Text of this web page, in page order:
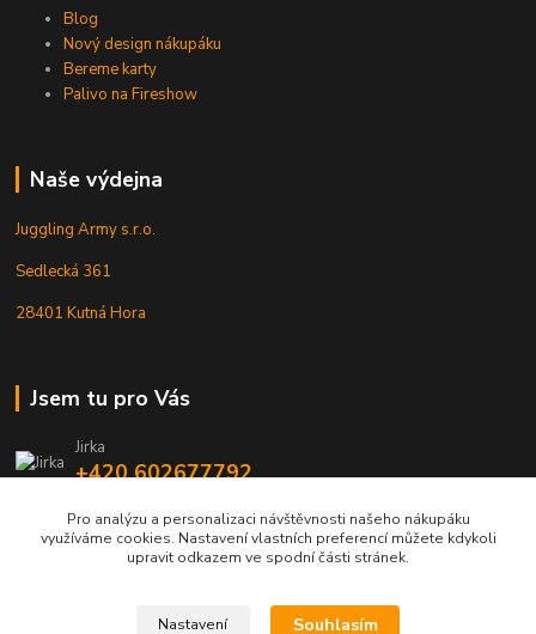
Blog
Nový design nákupáku
Bereme karty
Palivo na Fireshow
Naše výdejna
Juggling Army s.r.o.
Sedlecká 361
28401 Kutná Hora
Jsem tu pro Vás
Jirka
+420 602677792
info@jarmy.cz
Pro analýzu a personalizaci návštěvnosti našeho nákupáku
využíváme cookies. Nastavení vlastních preferencí můžete kdykoli
upravit odkazem ve spodní části stránek.
Nastavení Souhlasím